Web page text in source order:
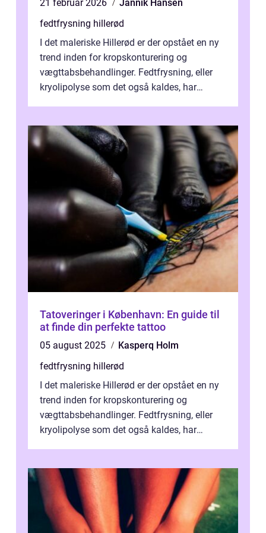
21 februar 2026
Jannik Hansen
fedtfrysning hillerød
I det maleriske Hillerød er der opstået en ny
trend inden for kropskonturering og
vægttabsbehandlinger. Fedtfrysning, eller
kryolipolyse som det også kaldes, har
Tatoveringer i København: En guide til
at finde din perfekte tattoo
05 august 2025
Kasperq Holm
fedtfrysning hillerød
I det maleriske Hillerød er der opstået en ny
trend inden for kropskonturering og
vægttabsbehandlinger. Fedtfrysning, eller
kryolipolyse som det også kaldes, har